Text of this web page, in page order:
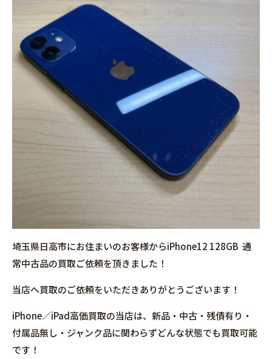
埼玉県日高市にお住まいのお客様からiPhone12 128GB 通
常中古品の買取ご依頼を頂きました！
当店へ買取のご依頼をいただきありがとうございます！
iPhone／iPad高価買取の当店は、新品・中古・残債有り・
付属品無し・ジャンク品に関わらずどんな状態でも買取可能
です！